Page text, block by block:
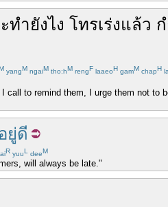
ทำยังไง โทรเร่งแล้ว
yangM ngaiM tho:hM rengF laaeoH gamM chapH
to remind them, I urge them not to
อยู่ดี
R yuuL deeM
will always be late."